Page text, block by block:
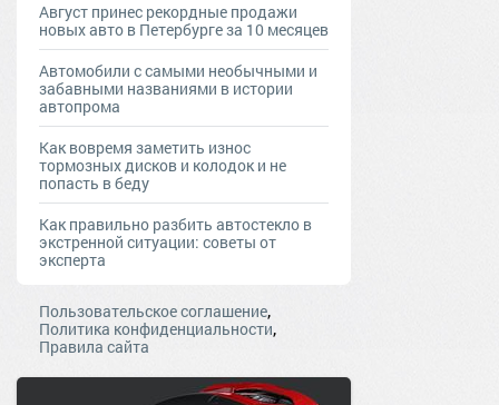
Август принес рекордные продажи
новых авто в Петербурге за 10 месяцев
Автомобили с самыми необычными и
забавными названиями в истории
автопрома
Как вовремя заметить износ
тормозных дисков и колодок и не
попасть в беду
Как правильно разбить автостекло в
экстренной ситуации: советы от
эксперта
Пользовательское соглашение,
Политика конфиденциальности,
Правила сайта